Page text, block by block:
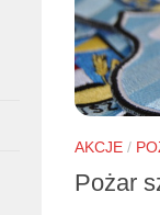
AKCJE /
Pożar